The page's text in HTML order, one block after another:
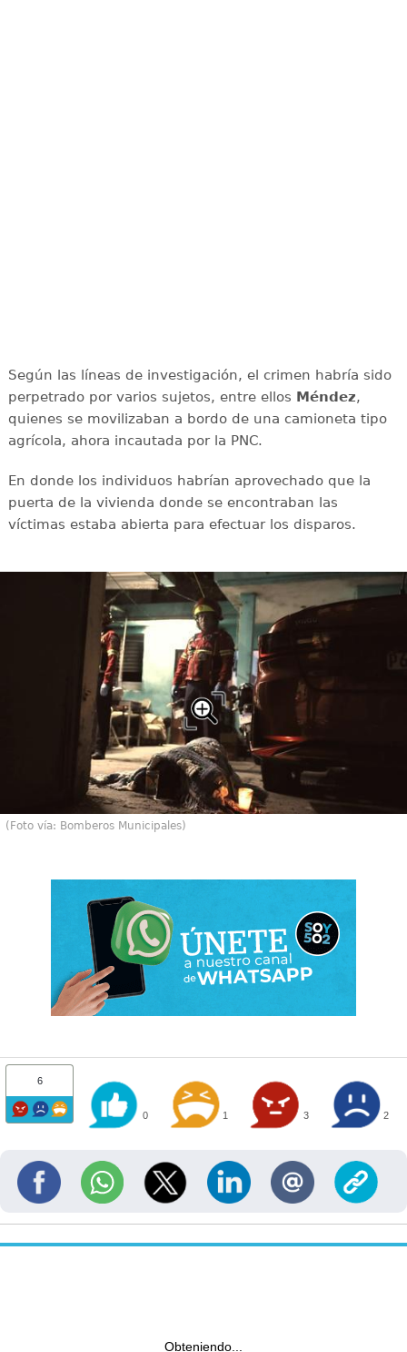
Según las líneas de investigación, el crimen habría sido
perpetrado por varios sujetos, entre ellos Méndez,
quienes se movilizaban a bordo de una camioneta tipo
agrícola, ahora incautada por la PNC.
En donde los individuos habrían aprovechado que la
puerta de la vivienda donde se encontraban las
víctimas estaba abierta para efectuar los disparos.
(Foto vía: Bomberos Municipales)
6
0 1 3 2
Obteniendo...